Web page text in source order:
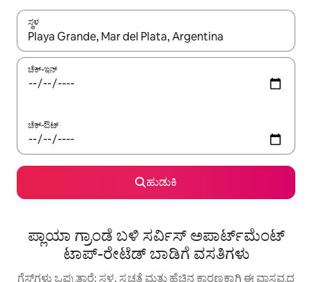
ಸ್ಥಳ
ಫಲಿತಾಂಶಗಳು ಲಭ್ಯವಿರುವಾಗ, ಅಪ್ ಮತ್ತು ಡೌನ್ ಬಾಣದ ಕೀಲಿಗಳೊಂದಿಗೆ
ಚೆಕ್-ಇನ್
ಚೆಕ್-ಔಟ್
ಹುಡುಕಿ
ಪ್ಲಾಯಾ ಗ್ರಾಂಡೆ ಬಳಿ ಸರ್ವಿಸ್ ಅಪಾರ್ಟ್‌ಮೆಂಟ್
ಟಾಪ್-ರೇಟೆಡ್ ಬಾಡಿಗೆ ವಸತಿಗಳು
ಗೆಸ್ಟ್‌ಗಳು ಒಪ್ಪುತ್ತಾರೆ: ಸ್ಥಳ, ಸ್ವಚ್ಛತೆ ಮತ್ತು ಹೆಚ್ಚಿನ ಕಾರಣಕ್ಕಾಗಿ ಈ ವಾಸ್ತವ್ಯದ